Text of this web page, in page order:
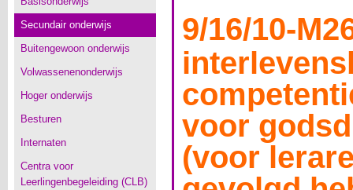
Secundair onderwijs
Buitengewoon onderwijs
Volwassenenonderwijs
Hoger onderwijs
Besturen
Internaten
Centra voor
Leerlingenbegeleiding (CLB)
9/16/10-
voor
(voor